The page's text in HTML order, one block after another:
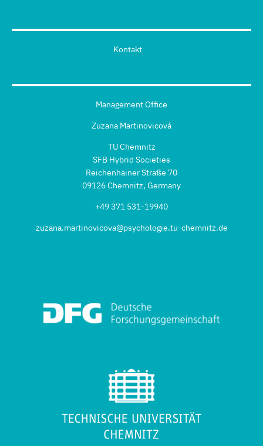
Kontakt
Management Office
Zuzana Martinovicová
TU Chemnitz
SFB Hybrid Societies
Reichenhainer Straße 70
09126 Chemnitz, Germany
+49 371 531-19940
zuzana.martinovicova@psychologie.tu-chemnitz.de